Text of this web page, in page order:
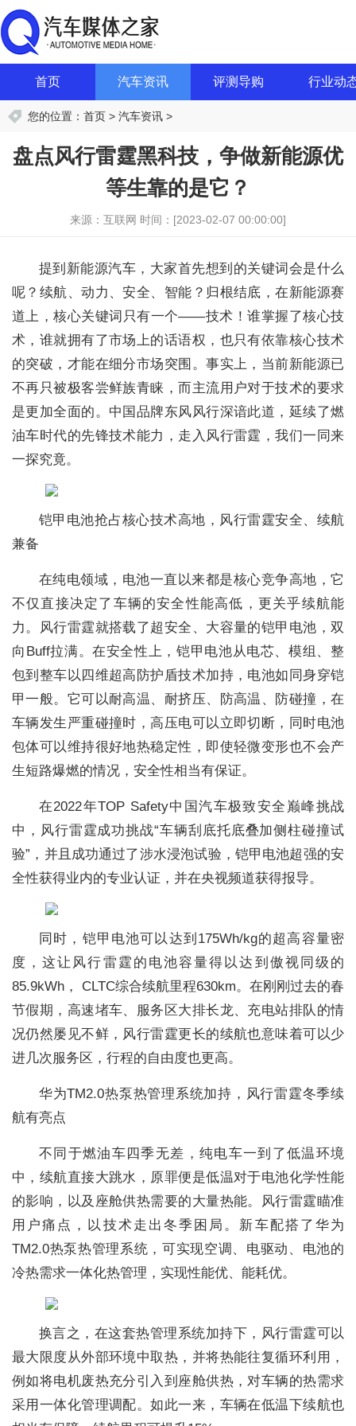
首页 汽车资讯 评测导购 行业动
您的位置： 首页 > 汽车资讯 >
盘点风行雷霆黑科技，争做新能源优
等生靠的是它？
来源：互联网 时间：[2023-02-07 00:00:00]
提到新能源汽车，大家首先想到的关键词会是什么
呢？续航、动力、安全、智能？归根结底，在新能源赛
道上，核心关键词只有一个——技术！谁掌握了核心技
术，谁就拥有了市场上的话语权，也只有依靠核心技术
的突破，才能在细分市场突围。事实上，当前新能源已
不再只被极客尝鲜族青睐，而主流用户对于技术的要求
是更加全面的。中国品牌东风风行深谙此道，延续了燃
油车时代的先锋技术能力，走入风行雷霆，我们一同来
一探究竟。
铠甲电池抢占核心技术高地，风行雷霆安全、续航
兼备
在纯电领域，电池一直以来都是核心竞争高地，它
不仅直接决定了车辆的安全性能高低，更关乎续航能
力。风行雷霆就搭载了超安全、大容量的铠甲电池，双
向Buff拉满。在安全性上，铠甲电池从电芯、模组、整
包到整车以四维超高防护盾技术加持，电池如同身穿铠
甲一般。它可以耐高温、耐挤压、防高温、防碰撞，在
车辆发生严重碰撞时，高压电可以立即切断，同时电池
包体可以维持很好地热稳定性，即使轻微变形也不会产
生短路爆燃的情况，安全性相当有保证。
在2022年TOP Safety中国汽车极致安全巅峰挑战
中，风行雷霆成功挑战“车辆刮底托底叠加侧柱碰撞试
验”，并且成功通过了涉水浸泡试验，铠甲电池超强的安
全性获得业内的专业认证，并在央视频道获得报导。
同时，铠甲电池可以达到175Wh/kg的超高容量密
度，这让风行雷霆的电池容量得以达到傲视同级的
85.9kWh， CLTC综合续航里程630km。在刚刚过去的春
节假期，高速堵车、服务区大排长龙、充电站排队的情
况仍然屡见不鲜，风行雷霆更长的续航也意味着可以少
进几次服务区，行程的自由度也更高。
华为TM2.0热泵热管理系统加持，风行雷霆冬季续
航有亮点
不同于燃油车四季无差，纯电车一到了低温环境
中，续航直接大跳水，原罪便是低温对于电池化学性能
的影响，以及座舱供热需要的大量热能。风行雷霆瞄准
用户痛点，以技术走出冬季困局。新车配搭了华为
TM2.0热泵热管理系统，可实现空调、电驱动、电池的
冷热需求一体化热管理，实现性能优、能耗优。
换言之，在这套热管理系统加持下，风行雷霆可以
最大限度从外部环境中取热，并将热能往复循环利用，
例如将电机废热充分引入到座舱供热，对车辆的热需求
采用一体化管理调配。如此一来，车辆在低温下续航也